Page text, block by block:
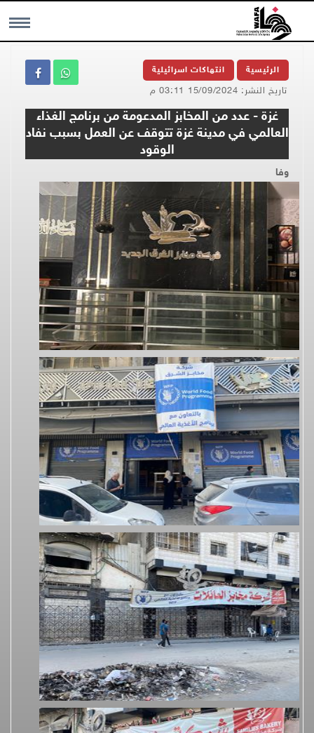
MENU الرئيسية انتهاكات اسرائيلية
تاريخ النشر: 15/09/2024 03:11 م
غزة - عدد من المخابز المدعومة من برنامج الغذاء
العالمي في مدينة غزة تتوقف عن العمل بسبب نفاد
الوقود
وفا